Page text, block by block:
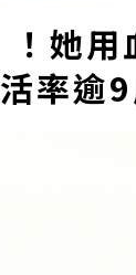
她
率逾